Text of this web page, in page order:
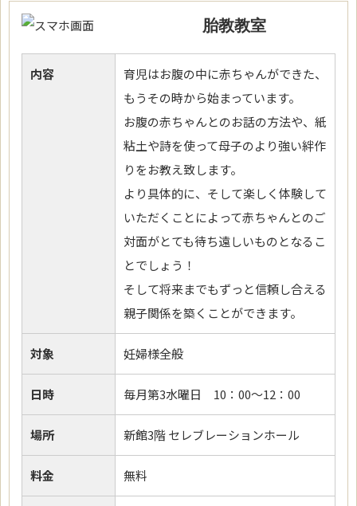
胎教教室
内容
育児はお腹の中に赤ちゃんができた、
もうその時から始まっています。
お腹の赤ちゃんとのお話の方法や、紙
粘土や詩を使って母子のより強い絆作
りをお教え致します。
より具体的に、そして楽しく体験して
いただくことによって赤ちゃんとのご
対面がとても待ち遠しいものとなるこ
とでしょう！
そして将来までもずっと信頼し合える
親子関係を築くことができます。
対象 妊婦様全般
日時 毎月第3水曜日 10：00～12：00
場所 新館3階 セレブレーションホール
料金 無料